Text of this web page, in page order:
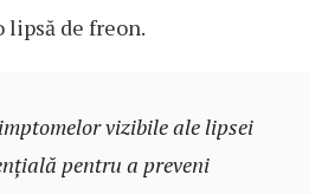
lipsă de freon.
vizibile ale lipsei
pentru a preveni